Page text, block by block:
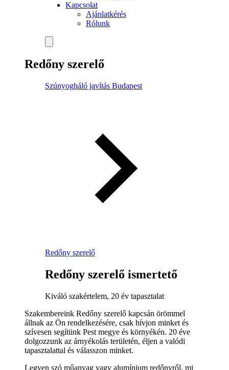
Kapcsolat
Ajánlatkérés
Rólunk
Redőny szerelő
Szúnyogháló javítás Budapest
Redőny szerelő
Redőny szerelő ismertető
Kiváló szakértelem, 20 év tapasztalat
Szakembereink Redőny szerelő kapcsán örömmel
állnak az Ön rendelkezésére, csak hívjon minket és
szívesen segítünk Pest megye és környékén. 20 éve
dolgozzunk az árnyékolás területén, éljen a valódi
tapasztalattal és válasszon minket.
Legyen szó műanyag vagy alumínium redőnyről, mi